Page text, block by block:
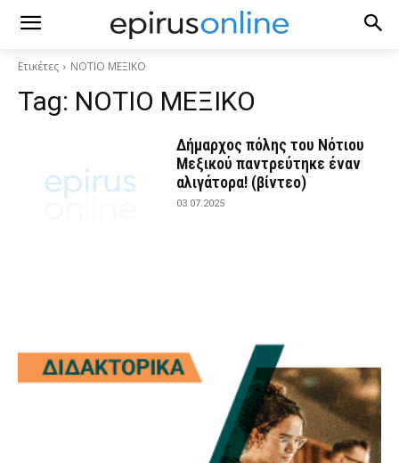
Ετικέτες ΝΟΤΙΟ ΜΕΞΙΚΟ
Tag: ΝΟΤΙΟ ΜΕΞΙΚΟ
Δήμαρχος πόλης του Νότιου
Μεξικού παντρεύτηκε έναν
αλιγάτορα! (βίντεο)
03.07.2025